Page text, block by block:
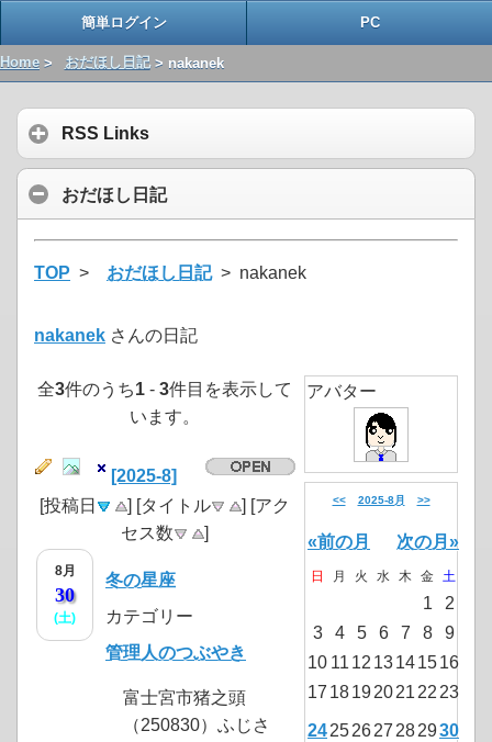
簡単ログイン PC
Home > おだほし日記> nakanek
RSS Links
おだほし日記
TOP > おだほし日記> nakanek
nakanek さんの日記
全3件のうち1 - 3件目を表示して
います。
[2025-8]
[投稿日
] [タイトル
] [アク
セス数
]
8月
30
(土)
冬の星座
カテゴリー
管理人のつぶやき
富士宮市猪之頭
（250830）ふじさ
アバター
<< 2025-8月 >>
«前の月 次の月»
日 月 火 水 木 金 土
1
2
3
4 5 6 7 8
9
10 11 12 13141516
17 18192021 22 23
24252627 282930